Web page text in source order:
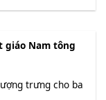
giáo Nam tông
trưng cho ba